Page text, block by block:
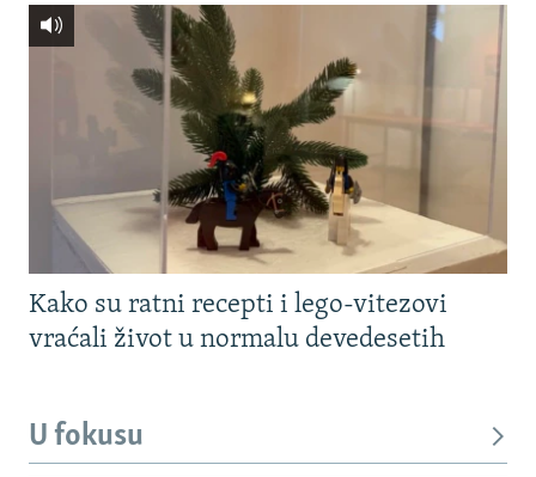
Kako su ratni recepti i lego-vitezovi
vraćali život u normalu devedesetih
U fokusu